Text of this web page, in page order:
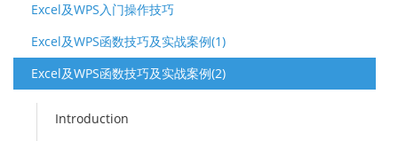
Excel及WPS入门操作技巧
Excel及WPS函数技巧及实战案例(1)
Excel及WPS函数技巧及实战案例(2)
Introduction